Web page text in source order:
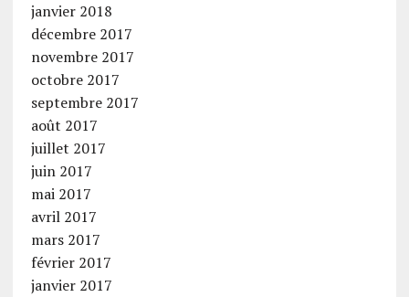
janvier 2018
décembre 2017
novembre 2017
octobre 2017
septembre 2017
août 2017
juillet 2017
juin 2017
mai 2017
avril 2017
mars 2017
février 2017
janvier 2017